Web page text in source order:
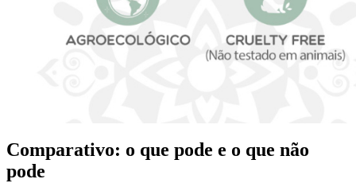
Comparativo: o que pode e o que não
pode